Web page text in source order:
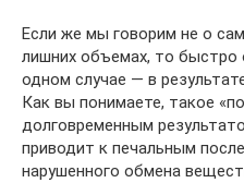
Если же мы говорим не о
лишних объемах, то быстро
одном случае — в
Как вы понимаете, такое
долговременным
приводит к печальным
нарушенного обмена